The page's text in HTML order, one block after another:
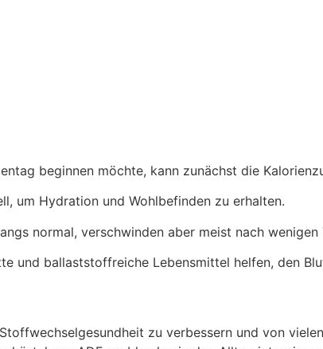
beginnen möchte, kann zunächst die
um Hydration und Wohlbefinden zu erhalten.
normal, verschwinden aber meist nach wenigen
und ballaststoffreiche Lebensmittel helfen, den
zu verbessern und von